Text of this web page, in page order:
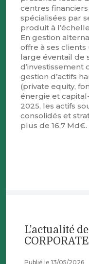
centres
spécialisées par
produit à
En gestion
offre à ses
large éventail de
d’investissement
gestion d’actifs
(private equity,
énergie et
2025, les actifs
consolidés et
plus de 16,7 Md€.
L'actualité
Publié le 13/05/2026